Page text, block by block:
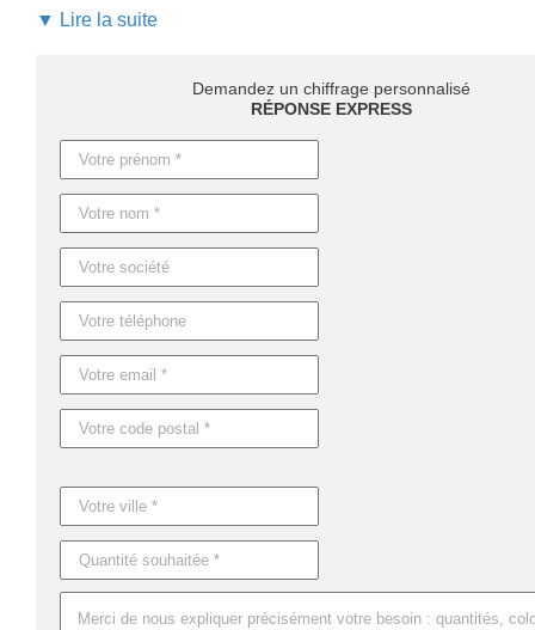
Lorsque vous personnalisez cette serviette, soyez sûr d'être
marquage pour sublimer votre logo ou message, et assurons
découvrez comment cet article peut renforcer votre stratégie
Pour les délais, comptez 4 jours ouvrables pour des produits sans
possible pour répondre à vos besoins urgents.
Caractéristiques du produit :
Référence : MO9221
Nom : MALIBU
Dimensions : 90X170 CM
▼ Lire la suite
Demandez un chiffrage personnalisé
RÉPONSE EXPRESS